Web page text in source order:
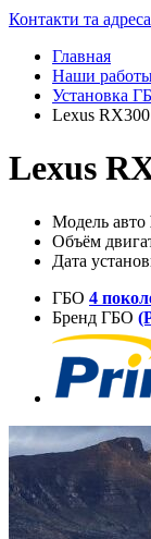
Контакти та адреса
Главная
Наши
Установка
Lexus RX300
Lexus
Модель авто
Объём
Дата
ГБО 4
Бренд ГБО